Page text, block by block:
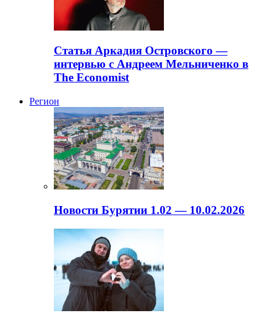
Статья Аркадия Островского —
интервью с Андреем Мельниченко в
The Economist
Регион
Новости Бурятии 1.02 — 10.02.2026